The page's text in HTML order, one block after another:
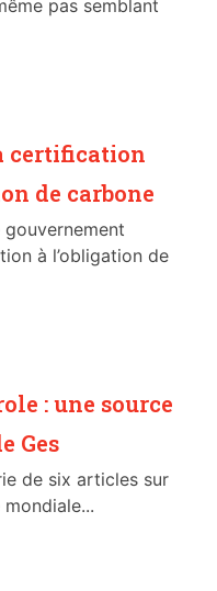
pas semblant
certification
de carbone
à l’obligation de
: une source
Ges
de six articles sur